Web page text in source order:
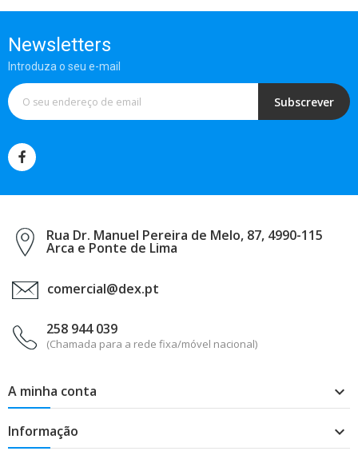
Newsletters
Introduza o seu e-mail
Subscrever
Rua Dr. Manuel Pereira de Melo, 87, 4990-115
Arca e Ponte de Lima
comercial@dex.pt
258 944 039
(Chamada para a rede fixa/móvel nacional)
A minha conta 
Informação 